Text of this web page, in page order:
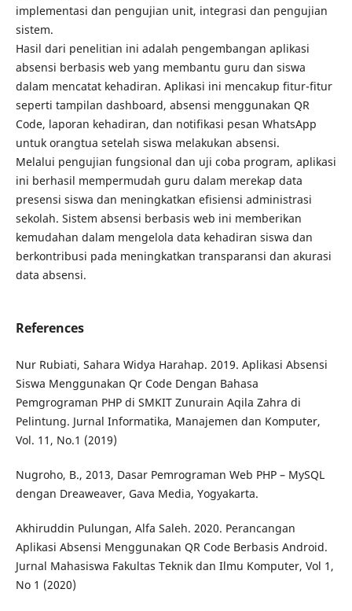
implementasi dan pengujian unit, integrasi dan pengujian
sistem.
Hasil dari penelitian ini adalah pengembangan aplikasi
absensi berbasis web yang membantu guru dan siswa
dalam mencatat kehadiran. Aplikasi ini mencakup fitur-fitur
seperti tampilan dashboard, absensi menggunakan QR
Code, laporan kehadiran, dan notifikasi pesan WhatsApp
untuk orangtua setelah siswa melakukan absensi.
Melalui pengujian fungsional dan uji coba program, aplikasi
ini berhasil mempermudah guru dalam merekap data
presensi siswa dan meningkatkan efisiensi administrasi
sekolah. Sistem absensi berbasis web ini memberikan
kemudahan dalam mengelola data kehadiran siswa dan
berkontribusi pada meningkatkan transparansi dan akurasi
data absensi.
References
Nur Rubiati, Sahara Widya Harahap. 2019. Aplikasi Absensi
Siswa Menggunakan Qr Code Dengan Bahasa
Pemgrograman PHP di SMKIT Zunurain Aqila Zahra di
Pelintung. Jurnal Informatika, Manajemen dan Komputer,
Vol. 11, No.1 (2019)
Nugroho, B., 2013, Dasar Pemrograman Web PHP – MySQL
dengan Dreaweaver, Gava Media, Yogyakarta.
Akhiruddin Pulungan, Alfa Saleh. 2020. Perancangan
Aplikasi Absensi Menggunakan QR Code Berbasis Android.
Jurnal Mahasiswa Fakultas Teknik dan Ilmu Komputer, Vol 1,
No 1 (2020)